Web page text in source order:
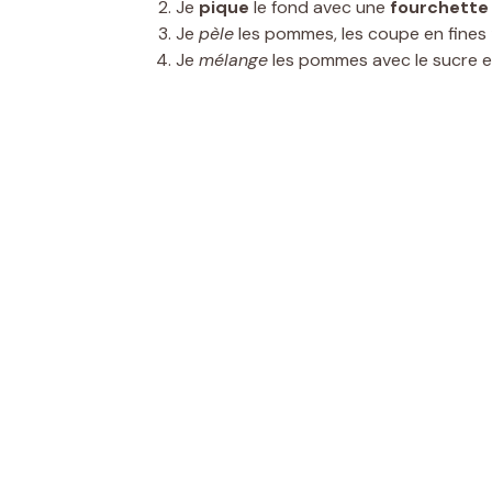
Je pique le fond avec une fourchette
Je pèleles pommes, les coupe en
Je mélangeles pommes avec le sucre